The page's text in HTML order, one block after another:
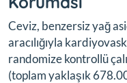
Ceviz, benzersiz yağ
aracılığıyla
randomize kontrollü
(toplam yaklaşık